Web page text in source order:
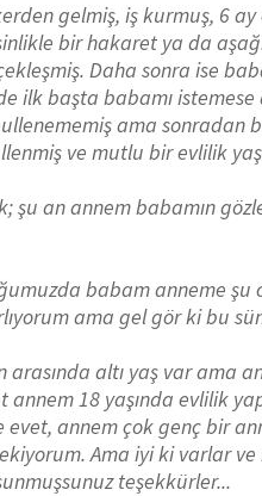
gelmiş, iş kurmuş, 6
bir hakaret ya da
Daha sonra ise
ilk başta babamı
ama sonradan
ve mutlu bir evlilik
şu an annem babamın
babam anneme
ama gel gör ki bu
arasında altı yaş var ama
annem 18 yaşında evlilik
annem çok genç bir
Ama iyi ki varlar
teşekkürler...